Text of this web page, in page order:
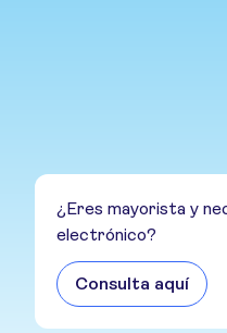
¿Eres mayorista y
electrónico?
Consulta aquí